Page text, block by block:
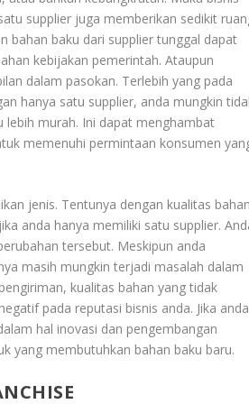
supplier juga memberikan sedikit
bahan baku dari supplier tunggal dapat
kebijakan pemerintah. Ataupun
dalam pasokan. Terlebih yang pada
hanya satu supplier, anda mungkin
lebih murah. Ini dapat menghambat
memenuhi permintaan konsumen
jenis. Tentunya dengan kualitas bahan
anda hanya memiliki satu supplier.
tersebut. Meskipun anda
masih mungkin terjadi masalah dalam
kualitas bahan yang tidak
pada reputasi bisnis anda. Jika anda
hal inovasi dan pengembangan
yang membutuhkan bahan baku baru.